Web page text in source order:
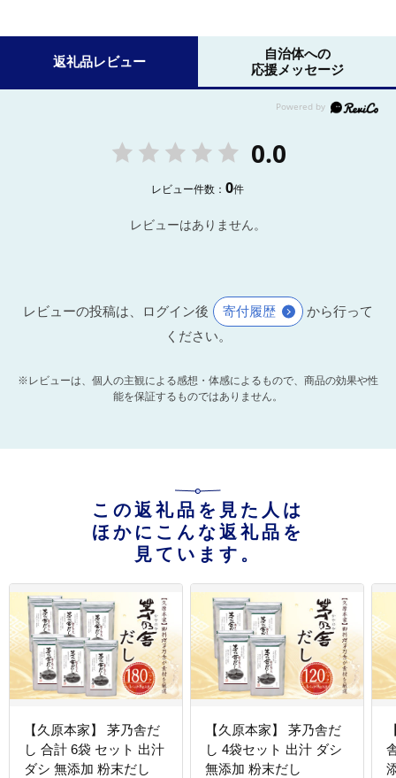
返礼品レビュー
自治体への
応援メッセージ
0.0
レビュー件数：0件
レビューはありません。
レビューの投稿は、ログイン後 寄付履歴
から行って
ください。
※レビューは、個人の主観による感想・体感によるもので、商品の効果や性
能を保証するものではありません。
この返礼品を見た人は
ほかにこんな返礼品を
見ています。
【久原本家】 茅乃舎だ
し 合計 6袋 セット 出汁
ダシ 無添加 粉末だし
【久原本家】 茅乃舎だ
し 4袋セット 出汁 ダシ
無添加 粉末だし